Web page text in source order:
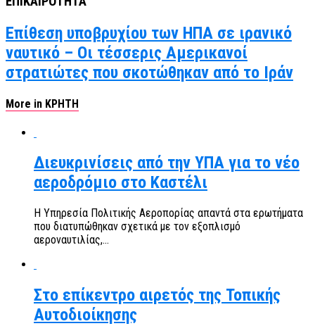
Επίθεση υποβρυχίου των ΗΠΑ σε ιρανικό
ναυτικό – Οι τέσσερις Αμερικανοί
στρατιώτες που σκοτώθηκαν από το Ιράν
More in ΚΡΗΤΗ
Διευκρινίσεις από την ΥΠΑ για το νέο
αεροδρόμιο στο Καστέλι
Η Υπηρεσία Πολιτικής Αεροπορίας απαντά στα ερωτήματα
που διατυπώθηκαν σχετικά με τον εξοπλισμό
αεροναυτιλίας,...
Στο επίκεντρο αιρετός της Τοπικής
Αυτοδιοίκησης